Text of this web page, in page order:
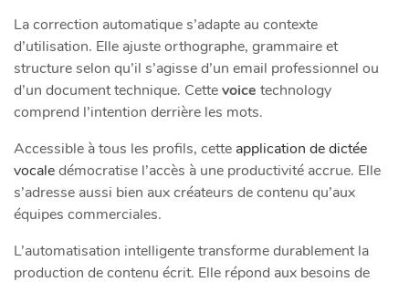
La correction automatique s’adapte au contexte
d’utilisation. Elle ajuste orthographe, grammaire et
structure selon qu’il s’agisse d’un email professionnel ou
d’un document technique. Cettevoice technology
comprend l’intention derrière les mots.
Accessible à tous les profils, cette application de dictée
vocaledémocratise l’accès à une productivité accrue. Elle
s’adresse aussi bien aux créateurs de contenu qu’aux
équipes commerciales.
L’automatisation intelligente transforme durablement la
production de contenu écrit. Elle répond aux besoins de